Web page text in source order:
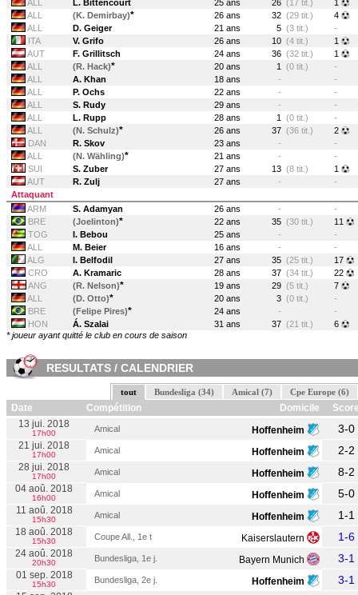
ALL
L. Bittencourt 25 ans 26 (17 tit.)
1
ALL
(K. Demirbay)* 26 ans 32 (29 tit.)
4
ALL
D. Geiger 21 ans 5 (3 tit.)
-
ITA
V. Grifo 26 ans 10 (4 tit.)
1
AUT
F. Grillitsch 24 ans 36 (32 tit.)
1
ALL
(R. Hack)* 20 ans 1 (0 tit.)
-
ALL
A. Khan 18 ans -
-
ALL
P. Ochs 22 ans -
-
ALL
S. Rudy 29 ans -
-
ALL
L. Rupp 28 ans 1 (0 tit.)
-
ALL
(N. Schulz)* 26 ans 37 (36 tit.)
2
DAN
R. Skov 23 ans -
-
ALL
(N. Wähling)* 21 ans -
-
SUI
S. Zuber 27 ans 13 (8 tit.)
1
AUT
R. Zulj 27 ans -
-
Attaquant
ARM
S. Adamyan 26 ans -
-
BRE
(Joelinton)* 22 ans 35 (30 tit.)
11
TOG
I. Bebou 25 ans -
-
ALL
M. Beier 16 ans -
-
ALG
I. Belfodil 27 ans 35 (25 tit.)
17
CRO
A. Kramaric 28 ans 37 (34 tit.)
22
ANG
(R. Nelson)* 19 ans 29 (5 tit.)
7
ALL
(D. Otto)* 20 ans 3 (0 tit.)
-
BRE
(Felipe Pires)* 24 ans -
-
HON
Á. Szalai 31 ans 37 (21 tit.)
6
* joueur ayant quitté le club en cours de saison
RESULTATS / CALENDRIER
tout Bundesliga (34) Amical (7) Cpe Europe (6)
Date Compétition Domicile
13 jui. 2018
17h00 Amical Hoffenheim 3-0
21 jui. 2018
17h00 Amical Hoffenheim 2-2
28 jui. 2018
17h00 Amical Hoffenheim 8-2
04 aoû. 2018
16h00 Amical Hoffenheim 5-0
11 aoû. 2018
15h30 Amical Hoffenheim 1-1
18 aoû. 2018
15h30 Coupe All., 1e t Kaiserslautern 1-6
24 aoû. 2018
20h30 Bundesliga, 1e j. Bayern Munich 3-1
01 sep. 2018
15h30 Bundesliga, 2e j. Hoffenheim 3-1